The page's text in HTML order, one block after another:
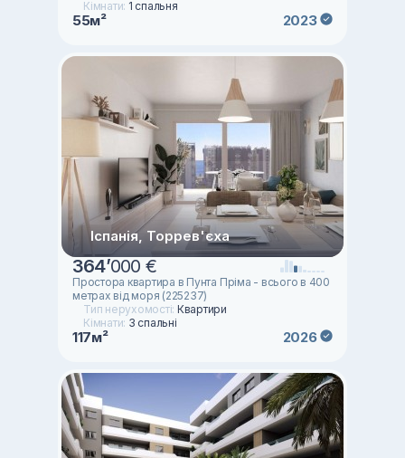
Кімнати: 1 спальня
55м² 2023
Іспанія, Торрев'єха
364’000 €
Простора квартира в Пунта Пріма - всього в 400
метрах від моря (225237)
Тип нерухомості: Квартири
Кімнати: 3 спальні
117м² 2026